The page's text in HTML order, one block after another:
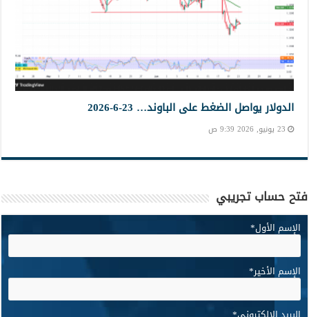
الدولار يواصل الضغط على الباوند… 23-6-2026
23 يونيو, 2026 9:39 ص
فتح حساب تجريبي
الإسم الأول*
الإسم الأخير*